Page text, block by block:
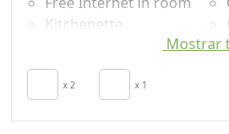
Kitchenette
Patio
Clotheshorse
Mostrar
x 2 x 1